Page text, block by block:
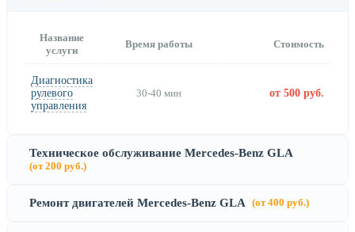
Название
услуги
Время работы Стоимость
Диагностика
рулевого
управления
30-40 мин от 500 руб.
Техническое обслуживание Mercedes-Benz GLA
(от 200 руб.)
Ремонт двигателей Mercedes-Benz GLA (от 400 руб.)